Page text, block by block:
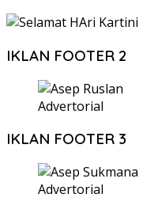
IKLAN FOOTER 2
Advertorial
IKLAN FOOTER 3
Advertorial